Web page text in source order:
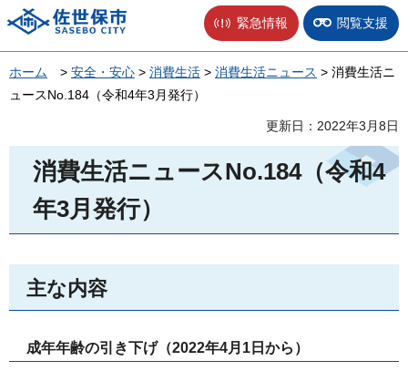
佐世保市 緊急情報 閲覧支援
ホーム > 安全・安心 > 消費生活 > 消費生活ニュース > 消費生活ニ
ュースNo.184（令和4年3月発行）
更新日：2022年3月8日
消費生活ニュースNo.184（令和4
年3月発行）
主な内容
成年年齢の引き下げ（2022年4月1日から）